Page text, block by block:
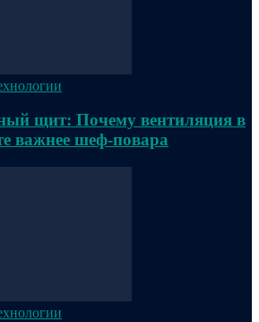
щит: Почему вентиляция в
важнее шеф-повара